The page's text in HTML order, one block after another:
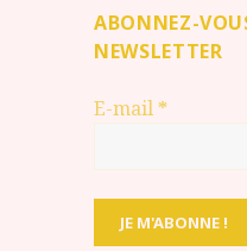
ABONNEZ-
NEWSLETTER
E-mail *